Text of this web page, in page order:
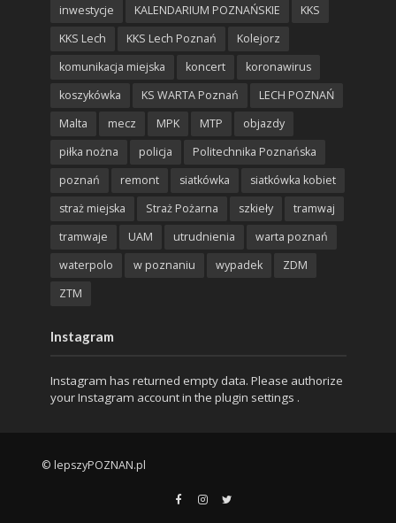
inwestycje
KALENDARIUM POZNAŃSKIE
KKS
KKS Lech
KKS Lech Poznań
Kolejorz
komunikacja miejska
koncert
koronawirus
koszykówka
KS WARTA Poznań
LECH POZNAŃ
Malta
mecz MPK MTP
objazdy
piłka nożna
policja
Politechnika Poznańska
poznań
remont siatkówka
siatkówka kobiet
straż miejska
Straż Pożarna szkieły
tramwaj
tramwaje
UAM utrudnienia
warta poznań
waterpolo
w poznaniu wypadek
ZDM
ZTM
Instagram
Instagram has returned empty data. Please authorize
your Instagram account in the plugin settings .
© lepszyPOZNAN.pl